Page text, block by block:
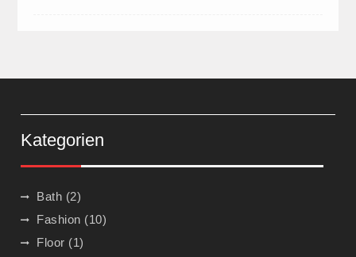
Kategorien
Bath (2)
Fashion (10)
Floor (1)